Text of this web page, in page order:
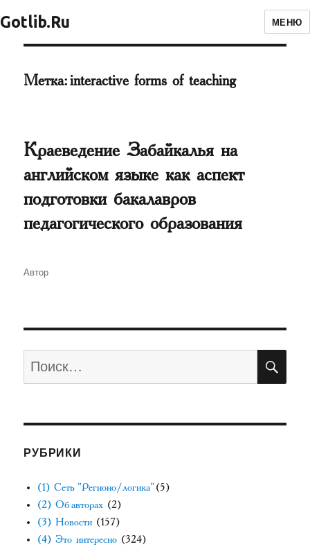
Gotlib.Ru МЕНЮ
Метка:interactive forms of teaching
Краеведение Забайкалья на
английском языке как аспект
подготовки бакалавров
педагогического образования
Автор
Автор
РУБРИКИ
(1) Сеть "Регионо/логика"(5)
(2) Об авторах (2)
(3) Новости (157)
(4) Это интересно (324)